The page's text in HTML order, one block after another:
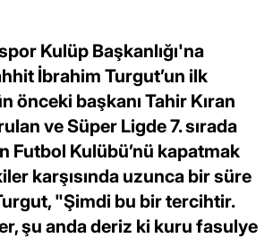
Kulüp Başkanlığı'na
İbrahim Turgut’un ilk
önceki başkanı Tahir Kıran
ve Süper Ligde 7. sırada
Futbol Kulübü’nü kapatmak
karşısında uzunca bir süre
"Şimdi bu bir tercihtir.
şu anda deriz ki kuru fasulye